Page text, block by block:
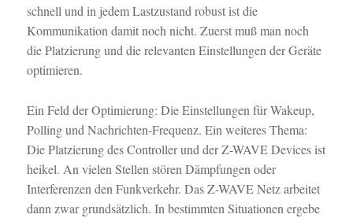
schnell und in jedem Lastzustand robust ist die
Kommunikation damit noch nicht. Zuerst muß man noch
die Platzierung und die relevanten Einstellungen der Geräte
optimieren.
Ein Feld der Optimierung: Die Einstellungen für Wakeup,
Polling und Nachrichten-Frequenz. Ein weiteres Thema:
Die Platzierung des Controller und der Z-WAVE Devices ist
heikel. An vielen Stellen stören Dämpfungen oder
Interferenzen den Funkverkehr. Das Z-WAVE Netz arbeitet
dann zwar grundsätzlich. In bestimmten Situationen ergebe